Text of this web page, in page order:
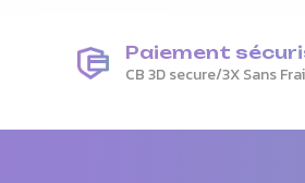
Paiement
CB 3D secure/3X Sans